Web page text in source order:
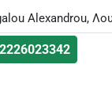
Alexandrou,
2226023342